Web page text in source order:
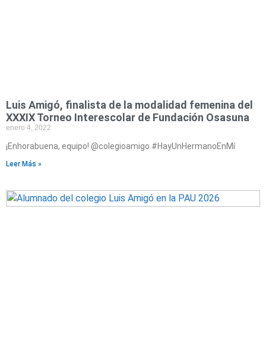
Luis Amigó, finalista de la modalidad femenina del
XXXIX Torneo Interescolar de Fundación Osasuna
enero 4, 2022
¡Enhorabuena, equipo! @colegioamigo #HayUnHermanoEnMí
Leer Más »